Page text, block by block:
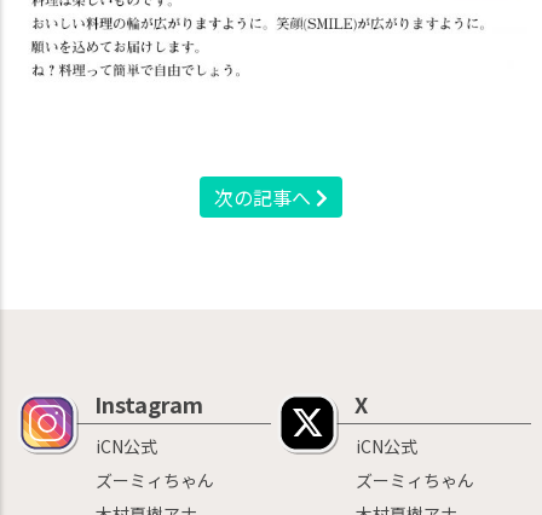
次の記事へ
Instagram
iCN公式
ズーミィちゃん
X
iCN公式
ズーミィちゃん